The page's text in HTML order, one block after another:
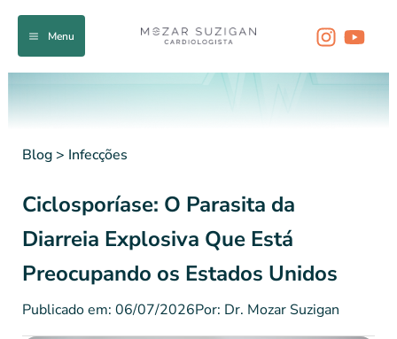
Menu
Blog> Infecções
Ciclosporíase: O Parasita da
Diarreia Explosiva Que Está
Preocupando os Estados Unidos
Publicado em: 06/07/2026Por: Dr. Mozar Suzigan